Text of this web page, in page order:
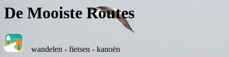
De Mooiste Routes
wandelen - fietsen - kanoën